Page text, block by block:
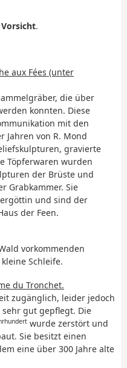
.
aux Fées (unter
die über
konnten. Diese
mit den
Jahren von R. Mond
gravierte
Töpferwaren wurden
der Brüste und
Grabkammer. Sie
und sind der
der Feen.
vorkommenden
Schleife.
du Tronchet.
zugänglich, leider jedoch
gut gepflegt. Die
wurde zerstört und
Sie besitzt einen
eine über 300 Jahre alte